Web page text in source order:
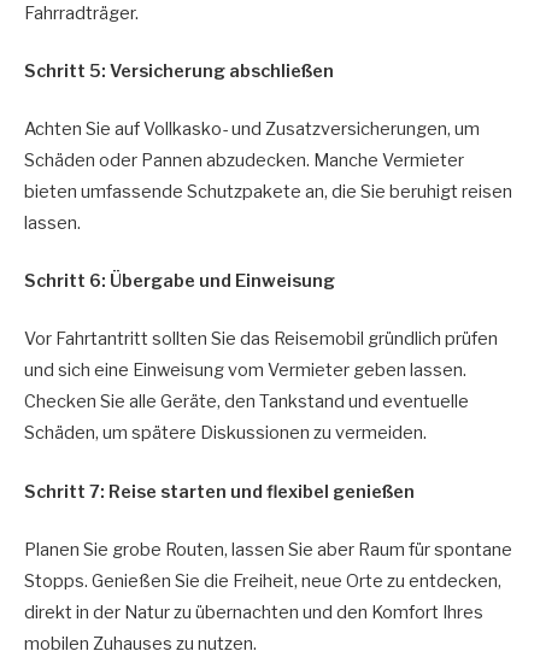
Fahrradträger.
Schritt 5: Versicherung abschließen
Achten Sie auf Vollkasko- und Zusatzversicherungen, um
Schäden oder Pannen abzudecken. Manche Vermieter
bieten umfassende Schutzpakete an, die Sie beruhigt reisen
lassen.
Schritt 6: Übergabe und Einweisung
Vor Fahrtantritt sollten Sie das Reisemobil gründlich prüfen
und sich eine Einweisung vom Vermieter geben lassen.
Checken Sie alle Geräte, den Tankstand und eventuelle
Schäden, um spätere Diskussionen zu vermeiden.
Schritt 7: Reise starten und flexibel genießen
Planen Sie grobe Routen, lassen Sie aber Raum für spontane
Stopps. Genießen Sie die Freiheit, neue Orte zu entdecken,
direkt in der Natur zu übernachten und den Komfort Ihres
mobilen Zuhauses zu nutzen.